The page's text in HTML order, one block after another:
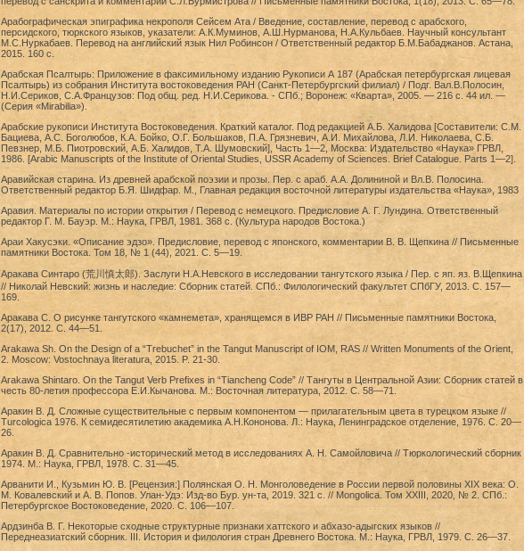
Арабографическая эпиграфика некрополя Сейсем Ата / Введение, составление, перевод с арабского,
персидского, тюркского языков, указатели: А.К.Муминов, А.Ш.Нурманова, Н.А.Кульбаев. Научный консультант
М.С.Нуркабаев. Перевод на английский язык Нил Робинсон / Ответственный редактор Б.М.Бабаджанов. Астана,
2015. 160 с.
Арабская Псалтырь: Приложение в факсимильному изданию Рукописи А 187 (Арабская петербургская лицевая
Псалтырь) из собрания Института востоковедения РАН (Санкт-Петербургский филиал) / Подг. Вал.В.Полосин,
Н.И.Сериков, С.А.Французов: Под общ. ред. Н.И.Серикова. - СПб.; Воронеж: «Кварта», 2005. — 216 с. 44 ил. —
(Серия «Mirabilia»).
Арабские рукописи Института Востоковедения. Краткий каталог. Под редакцией А.Б. Xалидова [Составители: С.М.
Бациева, А.С. Боголюбов, К.А. Бойко, О.Г. Большаков, П.А. Грязневич, А.И. Михайлова, Л.И. Николаева, С.Б.
Певзнер, М.Б. Пиотровский, А.Б. Халидов, Т.А. Шумовский], Часть 1—2, Москва: Издательство «Наука» ГРВЛ,
1986. [Arabic Manuscripts of the Institute of Oriental Studies, USSR Academy of Sciences. Brief Catalogue. Parts 1—2].
Аравийская старина. Из древней арабской поэзии и прозы. Пер. с араб. А.А. Долининой и Вл.В. Полосина.
Ответственный редактор Б.Я. Шидфар. М., Главная редакция восточной литературы издательства «Наука», 1983
Аравия. Материалы по истории открытия / Перевод с немецкого. Предисловие А. Г. Лундина. Ответственный
редактор Г. М. Бауэр. М.: Наука, ГРВЛ, 1981. 368 с. (Культура народов Востока.)
Араи Хакусэки. «Описание эдзо». Предисловие, перевод с японского, комментарии В. В. Щепкина // Письменные
памятники Востока. Том 18, № 1 (44), 2021. С. 5—19.
Аракава Синтаро (荒川慎太郎). Заслуги Н.А.Невского в исследовании тангутского языка / Пер. с яп. яз. В.Щепкина
// Николай Невский: жизнь и наследие: Сборник статей. СПб.: Филологический факультет СПбГУ, 2013. С. 157—
169.
Аракава С. О рисунке тангутского «камнемета», хранящемся в ИВР РАН // Письменные памятники Востока,
2(17), 2012. С. 44—51.
Arakawa Sh. On the Design of a “Trebuchet” in the Tangut Manuscript of IOM, RAS // Written Monuments of the Orient,
2. Moscow: Vostochnaya literatura, 2015. P. 21-30.
Arakawa Shintaro. On the Tangut Verb Prefixes in “Tiancheng Code” // Тангуты в Центральной Азии: Сборник статей в
честь 80-летия профессора Е.И.Кычанова. М.: Восточная литература, 2012. С. 58―71.
Аракин В. Д. Сложные существительные с первым компонентом — прилагательным цвета в турецком языке //
Turcologica 1976. К семидесятилетию академика А.Н.Кононова. Л.: Наука, Ленинградское отделение, 1976. С. 20—
26.
Аракин В. Д. Сравнительно -исторический метод в исследованиях А. Н. Самойловича // Тюркологический сборник
1974. М.: Наука, ГРВЛ, 1978. С. 31—45.
Арванити И., Кузьмин Ю. В. [Рецензия:] Полянская О. Н. Монголоведение в России первой половины XIX века: О.
М. Ковалевский и А. В. Попов. Улан-Удэ: Изд-во Бур. ун-та, 2019. 321 с. // Mongolica. Том XXIII, 2020, № 2. СПб.:
Петербургское Востоковедение, 2020. С. 106—107.
Ардзинба В. Г. Некоторые сходные структурные признаки хаттского и абхазо-адыгских языков //
Переднеазиатский сборник. III. История и филология стран Древнего Востока. М.: Наука, ГРВЛ, 1979. С. 26—37.